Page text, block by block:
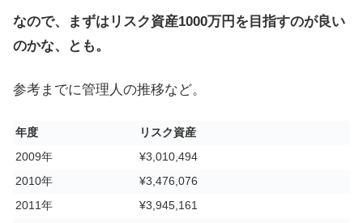
なので、まずはリスク資産1000万円を目指すのが良い
のかな、とも。
参考までに管理人の推移など。
年度
リスク資産
2009年
¥3,010,494
2010年
¥3,476,076
2011年
¥3,945,161